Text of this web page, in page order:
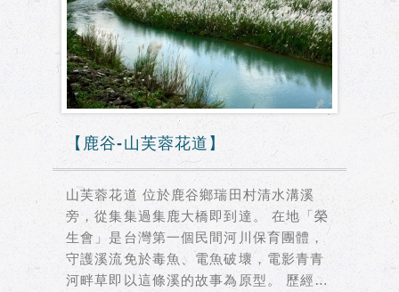
【鹿谷-山芙蓉花道】
山芙蓉花道 位於鹿谷鄉瑞田村清水溝溪
旁，從集集過集鹿大橋即到達。 在地「榮
生會」是台灣第一個民間河川保育團體，
守護溪流免於毒魚、電魚破壞，電影青青
河畔草即以這條溪的故事為原型。 歷經時